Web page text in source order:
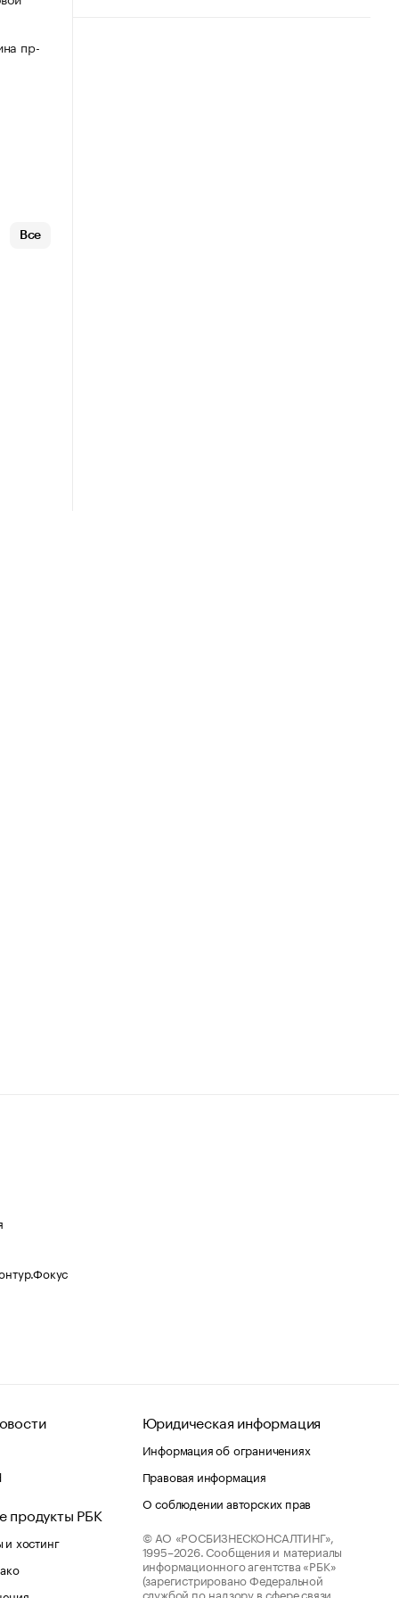
пр-
Все
продукты РБК
хостинг
Юридическая информация
Информация об ограничениях
Правовая информация
О соблюдении авторских прав
© АО «РОСБИЗНЕСКОНСАЛТИНГ»,
1995–2026. Сообщения и материалы
информационного агентства «РБК»
(зарегистрировано Федеральной
службой по надзору в сфере связи,